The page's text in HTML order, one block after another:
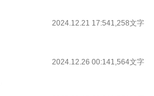
2024.12.21 17:541,258文字
2024.12.26 00:141,564文字